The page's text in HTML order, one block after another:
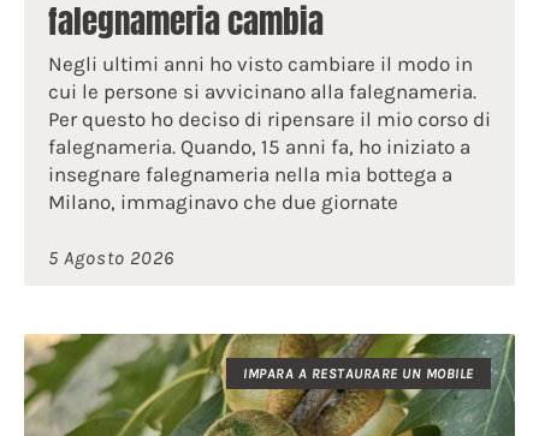
falegnameria cambia
Negli ultimi anni ho visto cambiare il modo in
cui le persone si avvicinano alla falegnameria.
Per questo ho deciso di ripensare il mio corso di
falegnameria. Quando, 15 anni fa, ho iniziato a
insegnare falegnameria nella mia bottega a
Milano, immaginavo che due giornate
5 Agosto 2026
IMPARA A RESTAURARE UN MOBILE